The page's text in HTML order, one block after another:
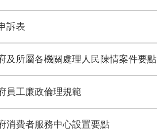
訴表
及所屬各機關處理人民陳情案件要點
員工廉政倫理規範
消費者服務中心設置要點